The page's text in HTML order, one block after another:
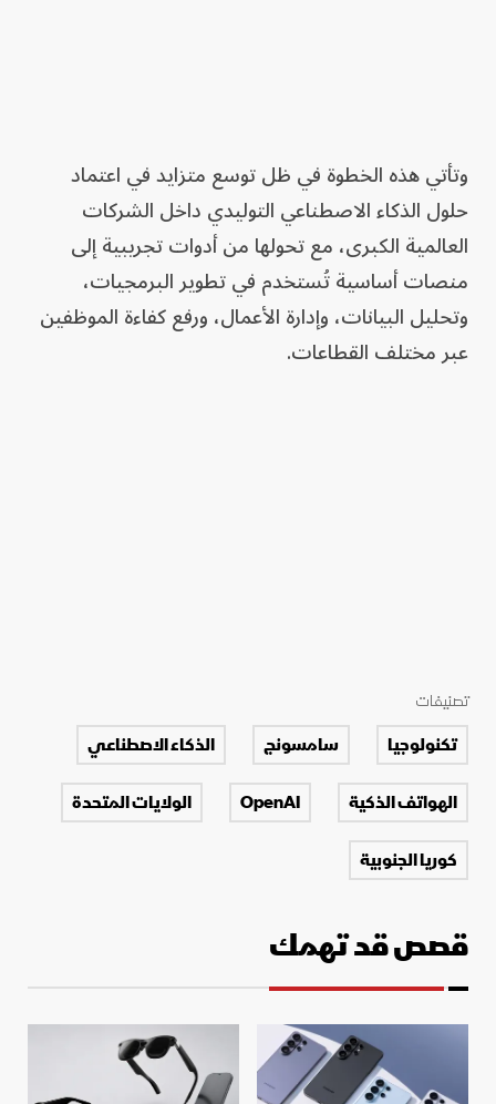
وتأتي هذه الخطوة في ظل توسع متزايد في اعتماد
حلول الذكاء الاصطناعي التوليدي داخل الشركات
العالمية الكبرى، مع تحولها من أدوات تجريبية إلى
منصات أساسية تُستخدم في تطوير البرمجيات،
وتحليل البيانات، وإدارة الأعمال، ورفع كفاءة الموظفين
عبر مختلف القطاعات.
تصنيفات
تكنولوجيا سامسونج
الذكاء الاصطناعي
الهواتف الذكية
OpenAI
الولايات المتحدة
كوريا الجنوبية
قصص قد تهمك